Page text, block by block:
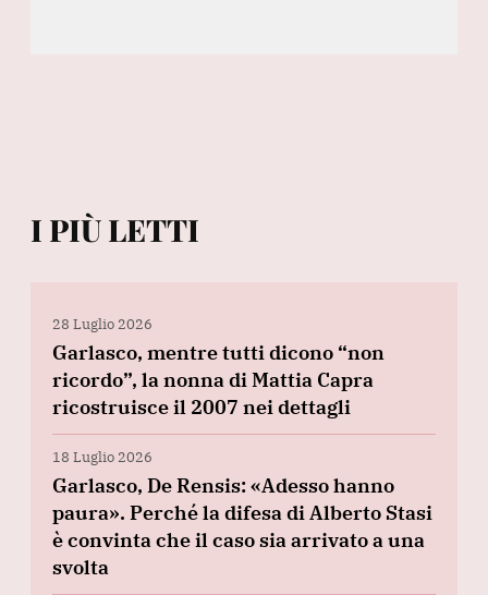
I PIÙ LETTI
28 Luglio 2026
Garlasco, mentre tutti dicono “non
ricordo”, la nonna di Mattia Capra
ricostruisce il 2007 nei dettagli
18 Luglio 2026
Garlasco, De Rensis: «Adesso hanno
paura». Perché la difesa di Alberto Stasi
è convinta che il caso sia arrivato a una
svolta